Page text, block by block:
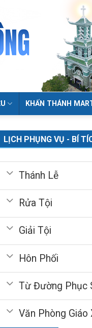
KHẤN THÁNH
LỊCH PHỤNG VỤ - BÍ
Thánh Lễ
Rửa Tội
Giải Tội
Hôn Phối
Từ Đường Phục
Văn Phòng Giáo